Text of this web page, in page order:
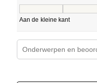
Aan de kleine kant
Onderwerpen en